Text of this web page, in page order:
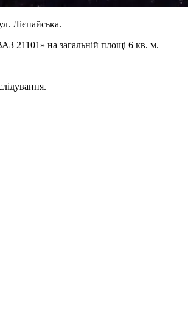
Лієпайська.
21101» на загальній площі 6 кв. м.